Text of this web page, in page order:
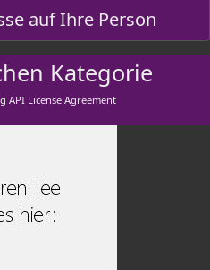
auf Ihre Person
Kategorie
API License Agreement